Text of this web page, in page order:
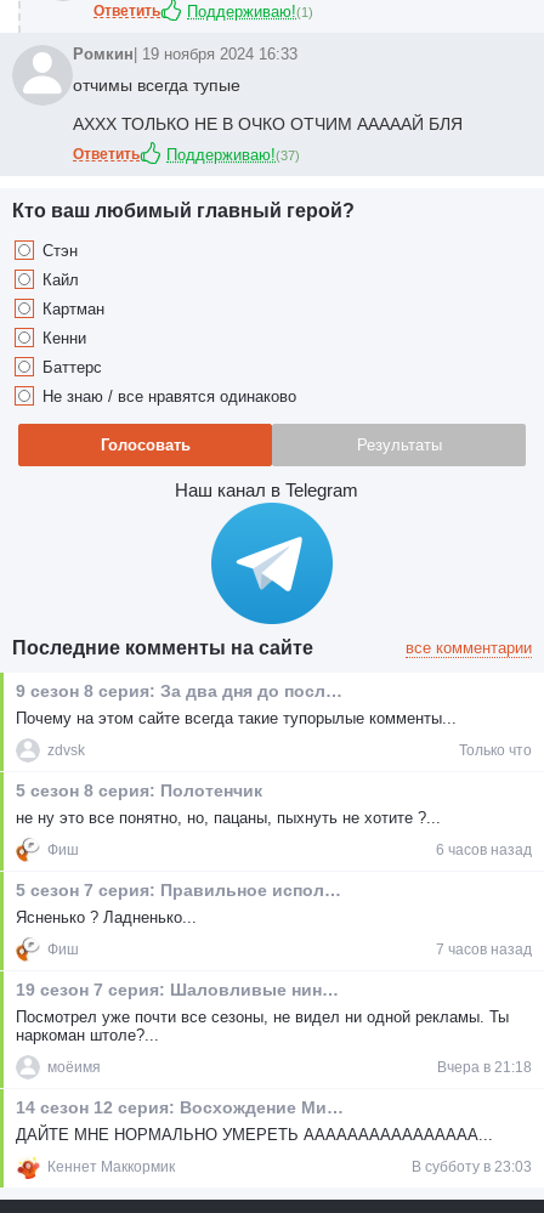
Ответить Поддерживаю!(1)
Ромкин | 19 ноября 2024 16:33
отчимы всегда тупые
АХХХ ТОЛЬКО НЕ В ОЧКО ОТЧИМ АААААЙ БЛЯ
Ответить Поддерживаю!(37)
Кто ваш любимый главный герой?
Стэн
Кайл
Картман
Кенни
Баттерс
Не знаю / все нравятся одинаково
Голосовать Результаты
Наш канал в Telegram
Последние комменты на сайте все комментарии
9 сезон 8 серия: За два дня до послезавтра
Почему на этом сайте всегда такие тупорылые комменты...
zdvsk Только что
5 сезон 8 серия: Полотенчик
не ну это все понятно, но, пацаны, пыхнуть не хотите ?...
Фиш 6 часов назад
5 сезон 7 серия: Правильное использование презерватива
Ясненько ? Ладненько...
Фиш 7 часов назад
19 сезон 7 серия: Шаловливые ниндзя
Посмотрел уже почти все сезоны, не видел ни одной рекламы. Ты
наркоман штоле?...
моёимя Вчера в 21:18
14 сезон 12 серия: Восхождение Мистериона
ДАЙТЕ МНЕ НОРМАЛЬНО УМЕРЕТЬ АААААААААААААААА...
Кеннет Маккормик В субботу в 23:03